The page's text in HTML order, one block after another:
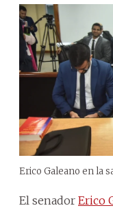
Erico Galeano en la
El senador Erico